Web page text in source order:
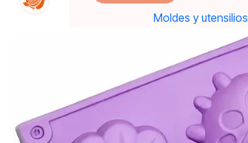
Moldes y utensilios